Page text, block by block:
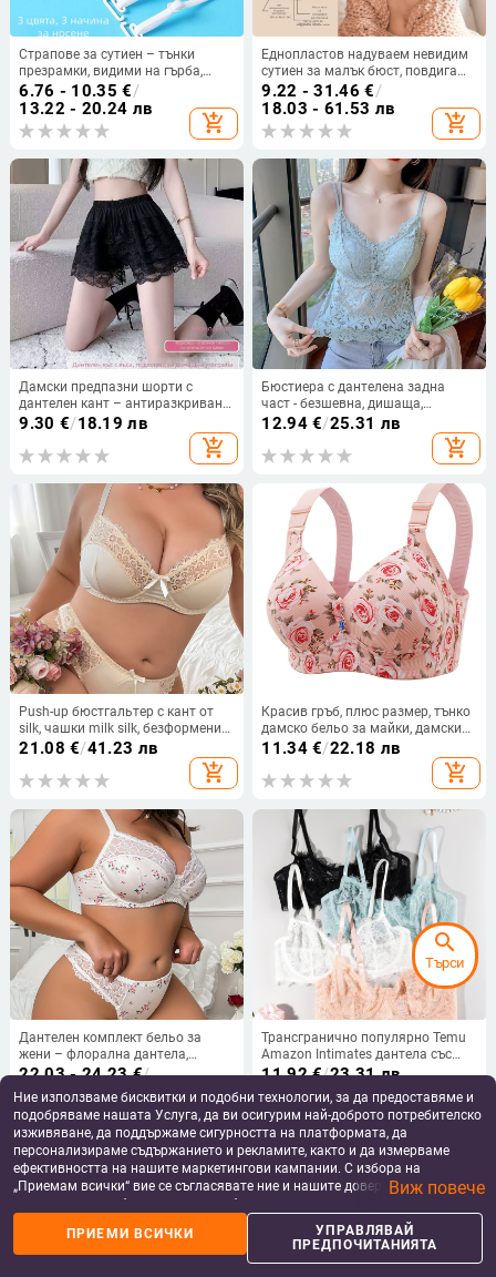
Страпове за сутиен – тънки
презрамки, видими на гърба,
малка кука, за потник/рокля,
замяна на презрамки (Материал:
Друг; Марка: Друг; Код на
продукта: Tlzn%j # Fgfgu+u+j #
6.76 - 10.35 €/
13.22 - 20.24 лв
add_shopping_cart
Еднопластов надуваем невидим
сутиен за малък бюст, повдигащ
и оформящ, безшевен дизайн, с
двойни презрамки и странична
катарама, Nylon 95% с подплата
от Spandex
9.22 - 31.46 €/
18.03 - 61.53 лв
add_shopping_cart
Дамски предпазни шорти с
дантелен кант – антиразкриване,
средно повдигната талия,
подплата от ледено копринено,
93% полиестер, проста тъкан
9.30 €/18.19 лв
add_shopping_cart
Бюстиера с дантелена задна
част - безшевна, дишаща,
найлонова материя, дължина до
талията, съдържание 70-80%
найлон
12.94€/25.31 лв
add_shopping_cart
Push-up бюстгальтер с кант от
silk, чашки milk silk, безформени
чашки, основен плат полиестер,
подплата полиестер (80–90%),
сваляеми двойни презрамки
21.08 €/41.23 лв
add_shopping_cart
Красив гръб, плюс размер, тънко
дамско бельо за майки, дамски
сутиен против увисване, против
събиране
11.34€/22.18 лв
add_shopping_cart
Дантелен комплект бельо за
жени – флорална дантела,
полиестер 70–80%, опакован в
22.03 - 24.23€/
43.09 - 47.39 лв
add_shopping_cart
Трансгранично популярно Temu
Amazon Intimates дантела със
стоманени пръстени регулируеми
продажби дишащ и отслабващ
вид
11.92€/23.31 лв
add_shopping_cart
Ние използваме бисквитки и подобни технологии, за да предоставяме и
подобряваме нашата Услуга, да ви осигурим най-доброто потребителско
изживяване, да поддържаме сигурността на платформата, да
персонализираме съдържанието и рекламите, както и да измерваме
ефективността на нашите маркетингови кампании. С избора на
„Приемам всички“ вие се съгласявате ние и нашите доверени партньори
да съхраняваме бисквитки и подобни технологии на вашето устройство
за рекламни и аналитични цели. Можете по всяко време да управлявате
своите предпочитания, като натиснете „Управлявай предпочитанията“.
За повече информация, моля, вижте нашата
Виж повече
ПРИЕМИ ВСИЧКИ
УПРАВЛЯВАЙ
ПРЕДПОЧИТАНИЯТА
search
Търси